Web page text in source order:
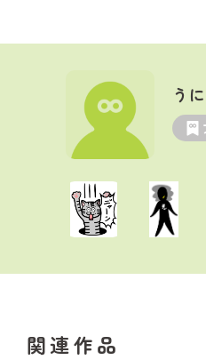
う
関連作品